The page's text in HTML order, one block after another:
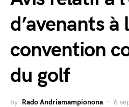
d’avenants à
convention
du golf
by Rado Andriamampionona 6